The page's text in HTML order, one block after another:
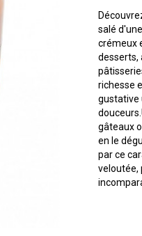
salé
crémeux
desserts,
richesse
gustative
gâteaux
en le
par ce
veloutée,